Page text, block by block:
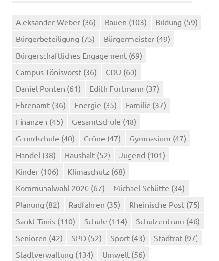
Aleksander Weber (36) Bauen (103) Bildung (59)
Bürgerbeteiligung (75) Bürgermeister (49)
Bürgerschaftliches Engagement (69)
Campus Tönisvorst (36) CDU (60)
Daniel Ponten (61) Edith Furtmann (37)
Ehrenamt (36) Energie (35) Familie (37)
Finanzen (45) Gesamtschule (48)
Grundschule (40) Grüne (47) Gymnasium (47)
Handel (38) Haushalt (52) Jugend (101)
Kinder (106) Klimaschutz (68)
Kommunalwahl 2020 (67) Michael Schütte (34)
Planung (82) Radfahren (35) Rheinische Post (75)
Sankt Tönis (110) Schule (114) Schulzentrum (46)
Senioren (42) SPD (52) Sport (43) Stadtrat (97)
Stadtverwaltung (134) Umwelt (56)